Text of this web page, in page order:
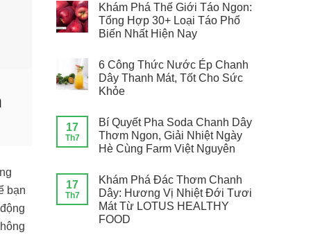
bạn
Khám Phá Thế Giới Táo Ngon:
Tổng Hợp 30+ Loại Táo Phổ
Biến Nhất Hiện Nay
6 Công Thức Nước Ép Chanh
Dây Thanh Mát, Tốt Cho Sức
Khỏe
17
Th7
Bí Quyết Pha Soda Chanh Dây
Thơm Ngon, Giải Nhiệt Ngày
Hè Cùng Farm Việt Nguyên
17
Th7
Khám Phá Đác Thơm Chanh
Dây: Hương Vị Nhiệt Đới Tươi
Mát Từ LOTUS HEALTHY
FOOD